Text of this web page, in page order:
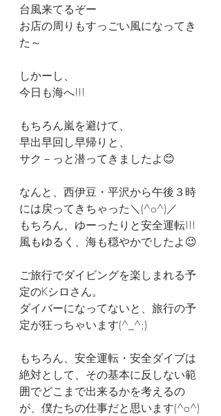
台風来てるぞー
お店の周りもすっごい風になってき
た～
しかーし、
今日も海へ!!!
もちろん嵐を避けて、
早出早回し早帰りと、
サク－っと潜ってきましたよ😊
なんと、西伊豆・平沢から午後３時
には戻ってきちゃった＼(^o^)／
もちろん、ゆーったりと安全運転!!!
風もゆるく、海も穏やかでしたよ😉
ご旅行でダイビングを楽しまれる予
定のKシロさん。
ダイバーになってないと、旅行の予
定が狂っちゃいます(^_^;)
もちろん、安全運転・安全ダイブは
絶対として、その基本に反しない範
囲でどこまで出来るかを考えるの
が、僕たちの仕事だと思います(^o^)